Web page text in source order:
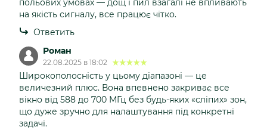
польових умовах — дощ і пил взагалі не впливають
на якість сигналу, все працює чітко.
Ответить
Роман
22.08.2025 в 18:02
Широкополосність у цьому діапазоні — це
величезний плюс. Вона впевнено закриває все
вікно від 588 до 700 МГц без будь-яких «сліпих» зон,
що дуже зручно для налаштування під конкретні
задачі.